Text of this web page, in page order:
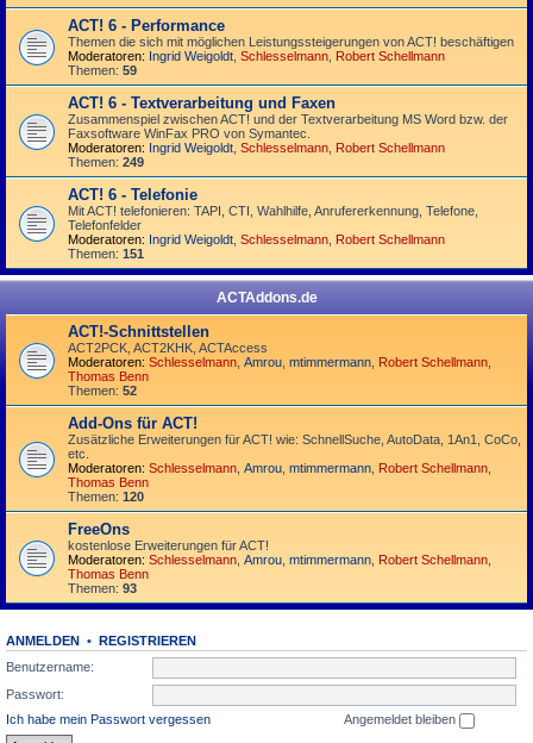
ACT! 6 - Performance
Themen die sich mit möglichen Leistungssteigerungen von ACT! beschäftigen
Moderatoren: Ingrid Weigoldt Schlesselmann Robert Schellmann
Themen: 59
ACT! 6 - Textverarbeitung und Faxen
Zusammenspiel zwischen ACT! und der Textverarbeitung MS Word bzw. der
Faxsoftware WinFax PRO von Symantec.
Moderatoren: Ingrid Weigoldt Schlesselmann Robert Schellmann
Themen: 249
ACT! 6 - Telefonie
Mit ACT! telefonieren: TAPI, CTI, Wahlhilfe, Anrufererkennung, Telefone,
Telefonfelder
Moderatoren: Ingrid Weigoldt Schlesselmann Robert Schellmann
Themen: 151
ACTAddons.de
ACT!-Schnittstellen
ACT2PCK, ACT2KHK, ACTAccess
Moderatoren: Schlesselmann Amrou mtimmermann Robert Schellmann
Thomas Benn
Themen: 52
Add-Ons für ACT!
Zusätzliche Erweiterungen für ACT! wie: SchnellSuche, AutoData, 1An1, CoCo,
etc.
Moderatoren: Schlesselmann Amrou mtimmermann Robert Schellmann
Thomas Benn
Themen: 120
FreeOns
kostenlose Erweiterungen für ACT!
Moderatoren: Schlesselmann Amrou mtimmermann Robert Schellmann
Thomas Benn
Themen: 93
ANMELDEN • REGISTRIEREN
Benutzername:
Passwort:
Ich habe mein Passwort vergessen
Angemeldet bleiben